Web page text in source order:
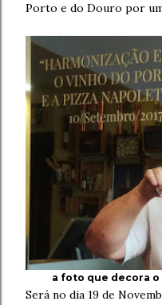
Porto e do Douro por
a foto que decora
Será no dia 19 de